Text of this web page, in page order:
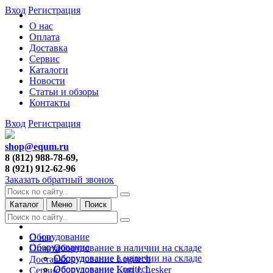
О нас
Оплата
Доставка
Сервис
Каталоги
Новости
Статьи и обзоры
Контакты
Вход Регистрация
Вход Регистрация
shop@equm.ru
8 (812) 988-78-69,
8 (921) 912-62-96
Заказать обратный звонок
Каталог Меню Поиск
О нас
Оплата
Доставка
Сервис
Оборудование
Оборудование в наличии на складе
Оборудование Logitech
Оборудование Kurt J. Lesker
Оборудование
Оборудование в наличии на складе
Оборудование Logitech